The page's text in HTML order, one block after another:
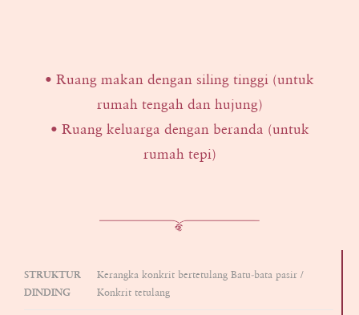
• Ruang makan dengan siling tinggi (untuk
rumah tengah dan hujung)
• Ruang keluarga dengan beranda (untuk
rumah tepi)
STRUKTUR
DINDING
Kerangka konkrit bertetulang Batu-bata pasir /
Konkrit tetulang